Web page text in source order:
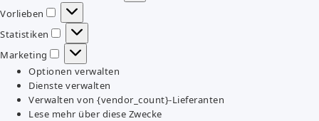
Vorlieben
Vorlieben
Statistiken
Statistiken
Marketing
Marketing
Optionen verwalten
Dienste verwalten
Verwalten von {vendor_count}-Lieferanten
Lese mehr über diese Zwecke